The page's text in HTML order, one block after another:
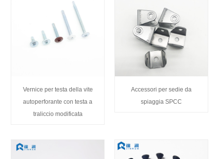
Vernice per testa della vite
autoperforante con testa a
traliccio modificata
Accessori per sedie da
spiaggia SPCC